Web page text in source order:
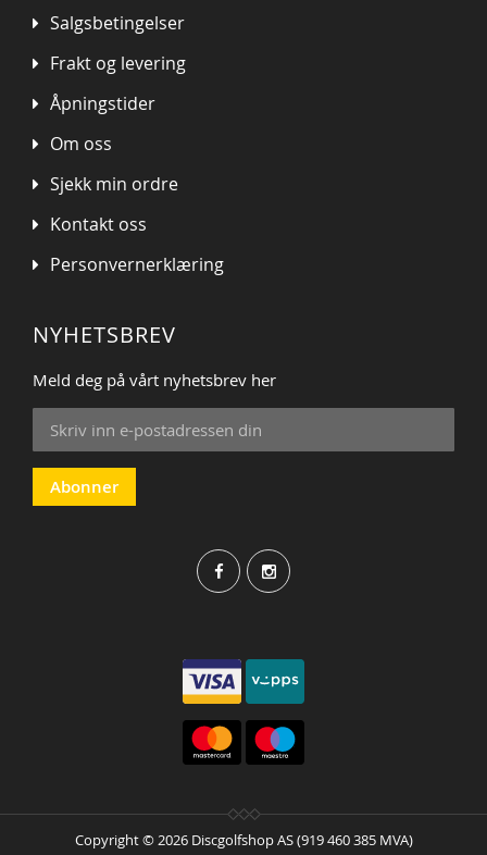
Salgsbetingelser
Frakt og levering
Åpningstider
Om oss
Sjekk min ordre
Kontakt oss
Personvernerklæring
NYHETSBREV
Meld deg på vårt nyhetsbrev her
Sign
Up
for
Our
Newsletter:
Abonner
Copyright © 2026 Discgolfshop AS (919 460 385 MVA)